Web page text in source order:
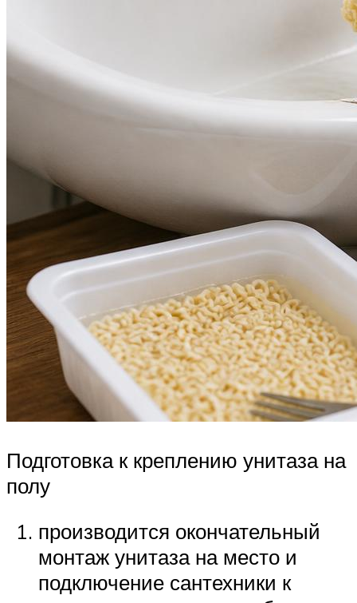
Подготовка к креплению унитаза на
полу
производится окончательный
монтаж унитаза на место и
подключение сантехники к